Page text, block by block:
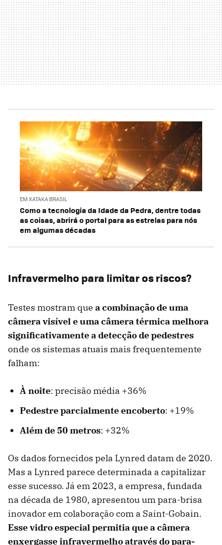
EM XATAKA BRASIL
Como a tecnologia da Idade da Pedra, dentre todas
as coisas, abrirá o portal para as estrelas para nós
em algumas décadas
Infravermelho para limitar os riscos?
Testes mostram que a combinação de uma
câmera visível e uma câmera térmica melhora
significativamente a detecção de pedestres
onde os sistemas atuais mais frequentemente
falham:
À noite: precisão média +36%
Pedestre parcialmente encoberto: +19%
Além de 50 metros: +32%
Os dados fornecidos pela Lynred datam de 2020.
Mas a Lynred parece determinada a capitalizar
esse sucesso. Já em 2023, a empresa, fundada
na década de 1980, apresentou um para-brisa
inovador em colaboração com a Saint-Gobain.
Esse vidro especial permitia que a câmera
enxergasse infravermelho através do para-